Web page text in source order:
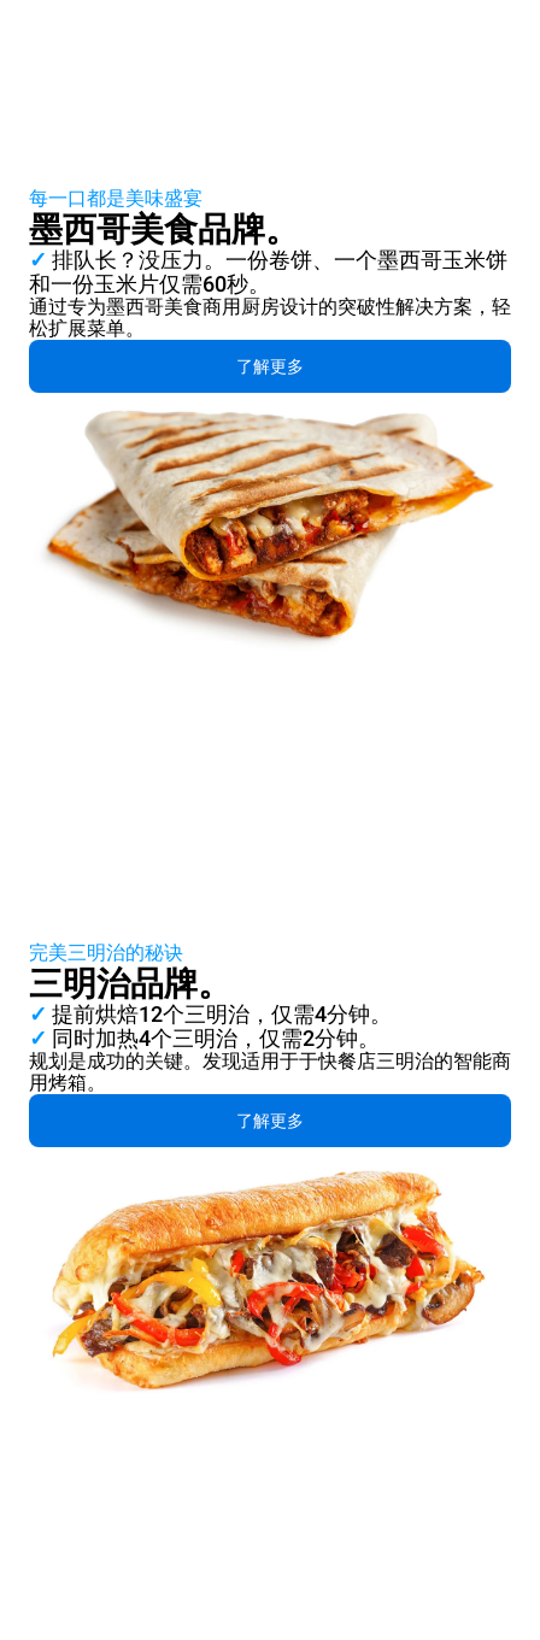
每一口都是美味盛宴
墨西哥美食品牌。
✓ 排队长？没压力。一份卷饼、一个墨西哥玉米饼
和一份玉米片仅需60秒。
通过专为墨西哥美食商用厨房设计的突破性解决方案，轻
松扩展菜单。
了解更多
完美三明治的秘诀
三明治品牌。
✓ 提前烘焙12个三明治，仅需4分钟。
✓ 同时加热4个三明治，仅需2分钟。
规划是成功的关键。发现适用于于快餐店三明治的智能商
用烤箱。
了解更多